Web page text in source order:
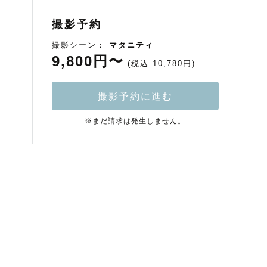
撮影予約
撮影シーン： マタニティ
9,800円〜 (税込 10,780円)
撮影予約に進む
※まだ請求は発生しません。